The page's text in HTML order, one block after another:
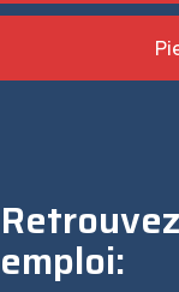
emploi: